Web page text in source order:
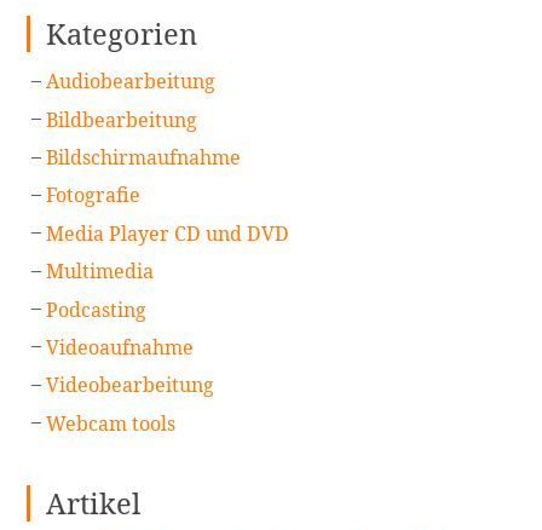
Kategorien
Audiobearbeitung
Bildbearbeitung
Bildschirmaufnahme
Fotografie
Media Player CD und DVD
Multimedia
Podcasting
Videoaufnahme
Videobearbeitung
Webcam tools
Artikel